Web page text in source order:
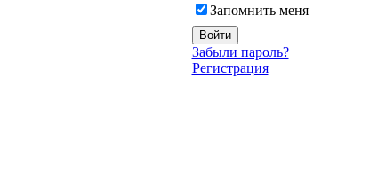
Запомнить меня
Забыли пароль?
Регистрация